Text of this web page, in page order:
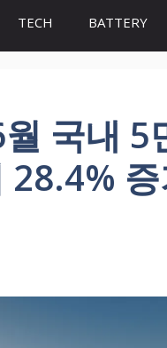
TECH BATTERY
국내 5
28.4%